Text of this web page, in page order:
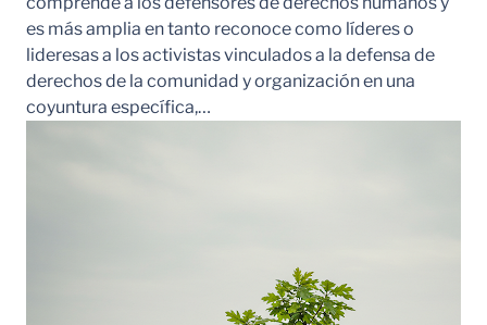
es más amplia en tanto reconoce como líderes o
lideresas a los activistas vinculados a la defensa de
derechos de la comunidad y organización en una
coyuntura específica,…